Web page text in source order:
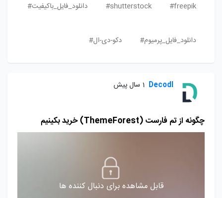
freepik#
shutterstock# دانلود_فایل_باکیفیت#
دانلود_فایل_پرمیوم# دکو-دی-ال#
Decodl 1 سال پیش
چگونه از تم فارست (ThemeForest) خرید بکینیم
قابل مشاهده برای دنبال کننده ها